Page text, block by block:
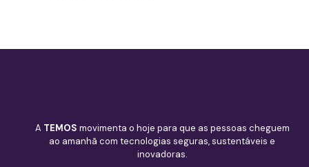
A TEMOS movimenta o hoje para que as pessoas cheguem
ao amanhã com tecnologias seguras, sustentáveis e
inovadoras.